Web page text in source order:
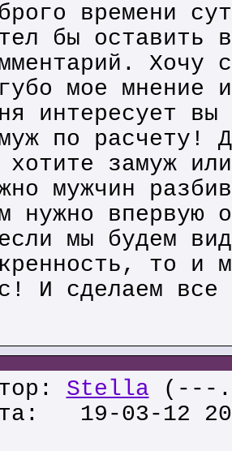
времени
бы оставить
Хочу
мое мнение
интересует
по расчету!
хотите замуж
мужчин
нужно впервую
мы будем
то и
И сделаем
Stella (---
19-03-12